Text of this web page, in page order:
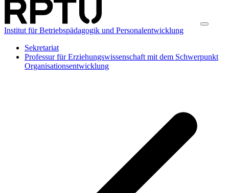
Institut für Betriebspädagogik und Personalentwicklung
Sekretariat
Professur für Erziehungswissenschaft mit dem Schwerpunkt
Organisationsentwicklung